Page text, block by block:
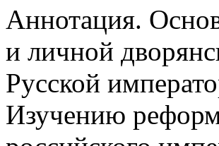
Аннотация.
и личной
Русской
Изучению